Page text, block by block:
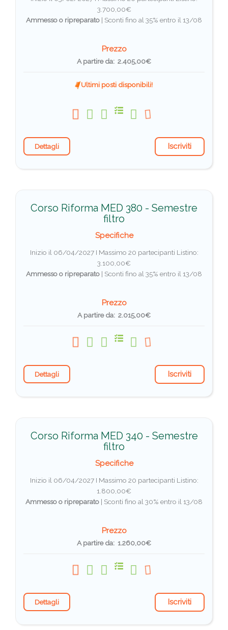
3.700,00€
Ammesso o ripreparato | Sconti fino al 35% entro il 13/08
Prezzo
A partire da: 2.405,00€
Ultimi posti disponibili!
Dettagli Iscriviti
Corso Riforma MED 380 - Semestre
filtro
Specifiche
Inizio il 06/04/2027 I Massimo 20 partecipanti Listino:
3.100,00€
Ammesso o ripreparato | Sconti fino al 35% entro il 13/08
Prezzo
A partire da: 2.015,00€
Dettagli Iscriviti
Corso Riforma MED 340 - Semestre
filtro
Specifiche
Inizio il 06/04/2027 I Massimo 20 partecipanti Listino:
1.800,00€
Ammesso o ripreparato | Sconti fino al 30% entro il 13/08
Prezzo
A partire da: 1.260,00€
Dettagli Iscriviti